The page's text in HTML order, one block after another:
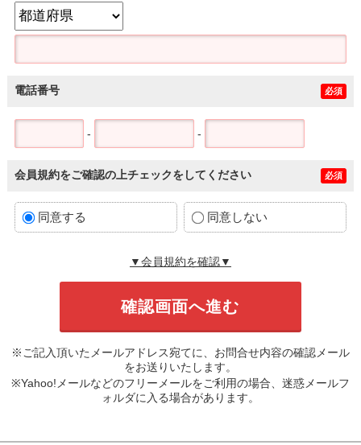
電話番号 必須
- -
会員規約をご確認の上チェックをしてください 必須
同意する 同意しない
▼会員規約を確認▼
※ご記入頂いたメールアドレス宛てに、お問合せ内容の確認メール
をお送りいたします。
※Yahoo!メールなどのフリーメールをご利用の場合、迷惑メールフ
ォルダに入る場合があります。